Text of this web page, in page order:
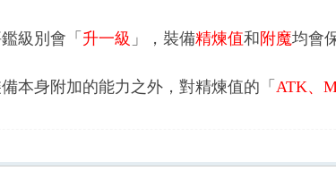
鑑級別會「 升一級 」，裝備精煉值和 附魔均會
本身附加的能力之外，對精煉值的「 ATK、